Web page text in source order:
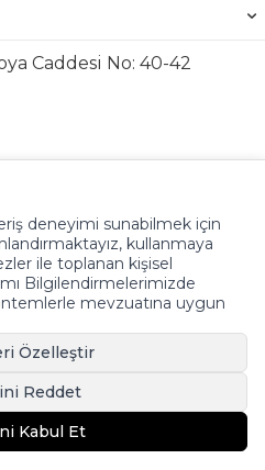
Caddesi No: 40-42
Hazırlanmıştır.
deneyimi sunabilmek için
kullanmaya
ile toplanan kişisel
Bilgilendirmelerimizde
mevzuatına uygun
Özelleştir
Reddet
Kabul Et